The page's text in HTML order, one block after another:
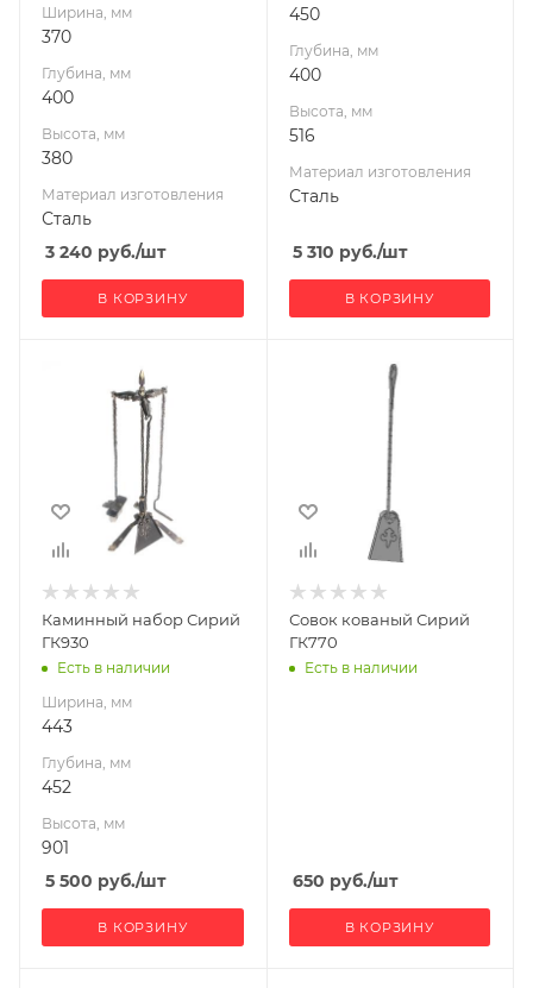
Ширина, мм
370
Глубина, мм
400
Высота, мм
380
Материал изготовления
Сталь
3 240 руб./шт
В КОРЗИНУ
450
Глубина, мм
400
Высота, мм
516
Материал изготовления
Сталь
5 310 руб./шт
В КОРЗИНУ
Глубина, мм
Высота, мм
901
Каминный набор Сирий
ГК930
Есть в наличии
Ширина, мм
443
Глубина, мм
452
Высота, мм
901
5 500 руб./шт
В КОРЗИНУ
Совок кованый Сирий
ГК770
Есть в наличии
650 руб./шт
В КОРЗИНУ